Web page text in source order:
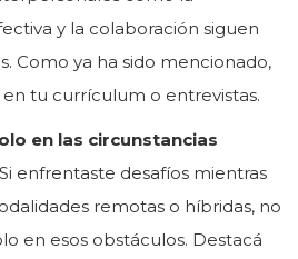
y la colaboración siguen
Como ya ha sido mencionado,
en tu currículum o entrevistas.
en las circunstancias
Si enfrentaste desafíos mientras
remotas o híbridas, no
en esos obstáculos. Destacá